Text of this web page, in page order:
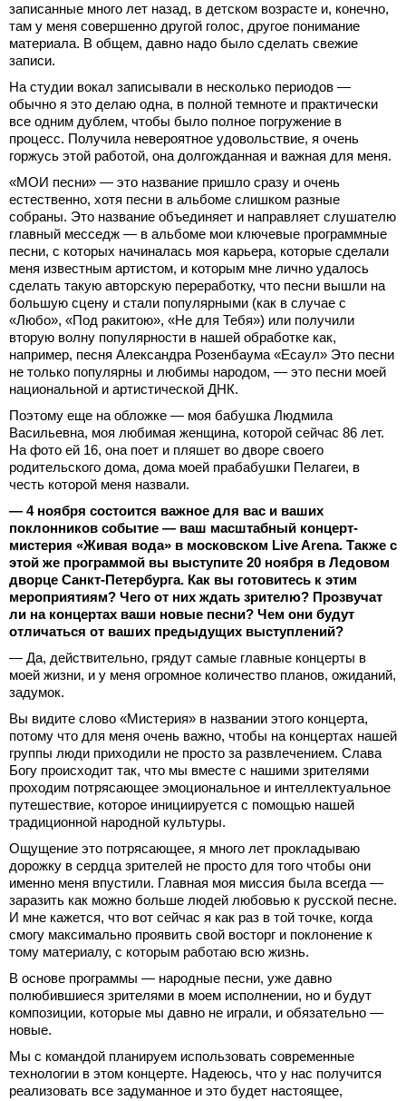
записанные много лет назад, в детском возрасте и, конечно,
там у меня совершенно другой голос, другое понимание
материала. В общем, давно надо было сделать свежие
записи.
На студии вокал записывали в несколько периодов —
обычно я это делаю одна, в полной темноте и практически
все одним дублем, чтобы было полное погружение в
процесс. Получила невероятное удовольствие, я очень
горжусь этой работой, она долгожданная и важная для меня.
«МОИ песни» — это название пришло сразу и очень
естественно, хотя песни в альбоме слишком разные
собраны. Это название объединяет и направляет слушателю
главный месседж — в альбоме мои ключевые программные
песни, с которых начиналась моя карьера, которые сделали
меня известным артистом, и которым мне лично удалось
сделать такую авторскую переработку, что песни вышли на
большую сцену и стали популярными (как в случае с
«Любо», «Под ракитою», «Не для Тебя») или получили
вторую волну популярности в нашей обработке как,
например, песня Александра Розенбаума «Есаул» Это песни
не только популярны и любимы народом, — это песни моей
национальной и артистической ДНК.
Поэтому еще на обложке — моя бабушка Людмила
Васильевна, моя любимая женщина, которой сейчас 86 лет.
На фото ей 16, она поет и пляшет во дворе своего
родительского дома, дома моей прабабушки Пелагеи, в
честь которой меня назвали.
— 4 ноября состоится важное для вас и ваших
поклонников событие — ваш масштабный концерт-
мистерия «Живая вода» в московском Live Arena. Также с
этой же программой вы выступите 20 ноября в Ледовом
дворце Санкт-Петербурга. Как вы готовитесь к этим
мероприятиям? Чего от них ждать зрителю? Прозвучат
ли на концертах ваши новые песни? Чем они будут
отличаться от ваших предыдущих выступлений?
— Да, действительно, грядут самые главные концерты в
моей жизни, и у меня огромное количество планов, ожиданий,
задумок.
Вы видите слово «Мистерия» в названии этого концерта,
потому что для меня очень важно, чтобы на концертах нашей
группы люди приходили не просто за развлечением. Слава
Богу происходит так, что мы вместе с нашими зрителями
проходим потрясающее эмоциональное и интеллектуальное
путешествие, которое инициируется с помощью нашей
традиционной народной культуры.
Ощущение это потрясающее, я много лет прокладываю
дорожку в сердца зрителей не просто для того чтобы они
именно меня впустили. Главная моя миссия была всегда —
заразить как можно больше людей любовью к русской песне.
И мне кажется, что вот сейчас я как раз в той точке, когда
смогу максимально проявить свой восторг и поклонение к
тому материалу, с которым работаю всю жизнь.
В основе программы — народные песни, уже давно
полюбившиеся зрителями в моем исполнении, но и будут
композиции, которые мы давно не играли, и обязательно —
новые.
Мы с командой планируем использовать современные
технологии в этом концерте. Надеюсь, что у нас получится
реализовать все задуманное и это будет настоящее,